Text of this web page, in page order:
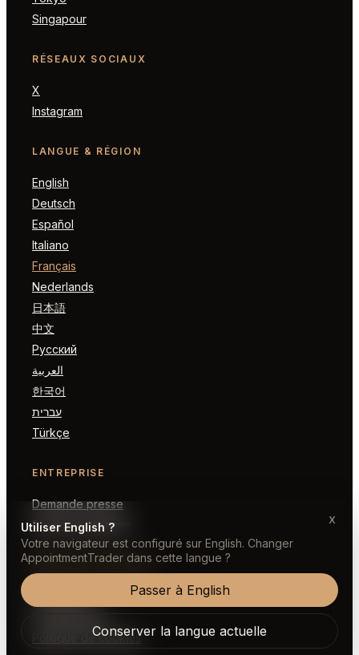
Singapour
RÉSEAUX SOCIAUX
X
Instagram
LANGUE & RÉGION
English
Deutsch
Español
Italiano
Français
Nederlands
日本語
中文
Русский
العربية
한국어
עברית
Türkçe
ENTREPRISE
Demande presse
Devenir partenaire
MENTIONS LÉGALES
Politique de cookies
Utiliser English ?
Votre navigateur est configuré sur English. Changer
AppointmentTrader dans cette langue ?
Passer à English
Conserver la langue actuelle
x